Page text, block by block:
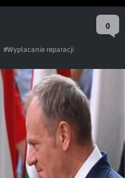
0
#Wypłacanie reparacji